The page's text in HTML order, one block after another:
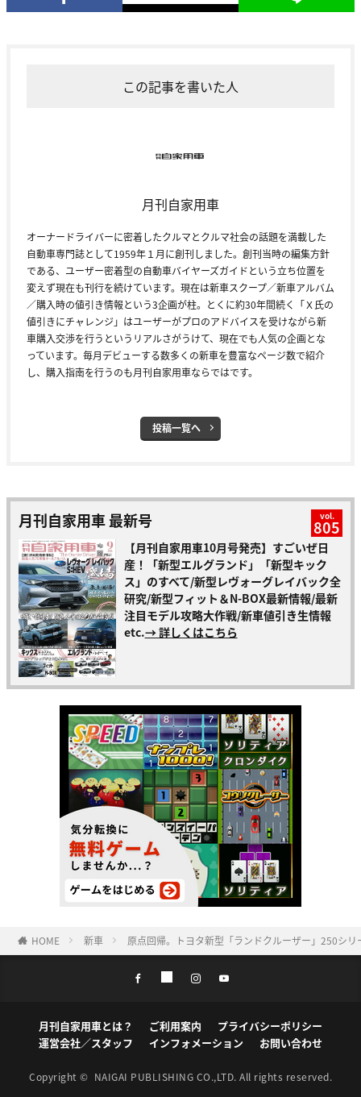
この記事を書いた人
月刊自家用車
オーナードライバーに密着したクルマとクルマ社会の話題を満載した
自動車専門誌として1959年１月に創刊しました。創刊当時の編集方針
である、ユーザー密着型の自動車バイヤーズガイドという立ち位置を
変えず現在も刊行を続けています。現在は新車スクープ／新車アルバム
／購入時の値引き情報という3企画が柱。とくに約30年間続く「Ｘ氏の
値引きにチャレンジ」はユーザーがプロのアドバイスを受けながら新
車購入交渉を行うというリアルさがうけて、現在でも人気の企画とな
っています。毎月デビューする数多くの新車を豊富なページ数で紹介
し、購入指南を行うのも月刊自家用車ならではです。
投稿一覧へ
月刊自家用車 最新号 vol.
805
【月刊自家用車10月号発売】すごいぜ日
産！「新型エルグランド」「新型キック
ス」のすべて/新型レヴォーグレイバック全
研究/新型フィット＆N-BOX最新情報/最新
注目モデル攻略大作戦/新車値引き生情報
etc.→ 詳しくはこちら
HOME 新車 原点回帰。トヨタ新型「ランドクルーザー」250シ
月刊自家用車とは？ ご利用案内
プライバシーポリシー
運営会社／スタッフ
インフォメーション お問い合わせ
Copyright © NAIGAI PUBLISHING CO.,LTD. All rights reserved.